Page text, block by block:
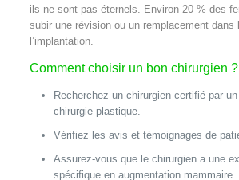
ils ne sont pas éternels. Environ 20 % des
subir une révision ou un remplacement
l’implantation.
Comment choisir un bon chirurgien ?
Recherchez un chirurgien certifié par
chirurgie plastique.
Vérifiez les avis et témoignages de
Assurez-vous que le chirurgien a une
spécifique en augmentation mammaire.